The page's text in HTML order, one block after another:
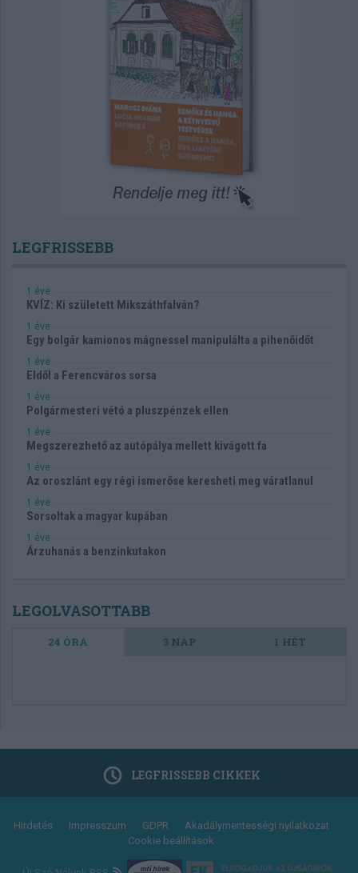
LEGFRISSEBB
1 éve
KVÍZ: Ki született Mikszáthfalván?
1 éve
Egy bolgár kamionos mágnessel manipulálta a pihenőidőt
1 éve
Eldől a Ferencváros sorsa
1 éve
Polgármesteri vétó a pluszpénzek ellen
1 éve
Megszerezhető az autópálya mellett kivágott fa
1 éve
Az oroszlánt egy régi ismerőse keresheti meg váratlanul
1 éve
Sorsoltak a magyar kupában
1 éve
Árzuhanás a benzinkutakon
LEGOLVASOTTABB
24 ÓRA 3 NAP 1 HÉT
LEGFRISSEBB CIKKEK
Footer
Hirdetés Impresszum GDPR
Akadálymentességi nyilatkozat
Cookie beállítások